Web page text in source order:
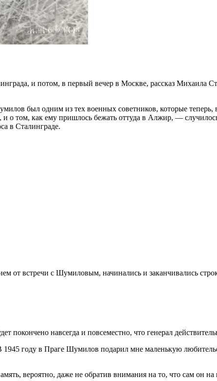
и потом, в первый вечер в Москве, рассказ
был одним из тех военных советников, которые
как ему пришлось бежать оттуда в Алжир, — случилось
в Сталинграде.
от встречи с Шумиловым, начинались и заканчивались
покончено навсегда и повсеместно, что генерал
году в Праге Шумилов подарил мне маленькую
вероятно, даже не обратив внимания на то, что сам он